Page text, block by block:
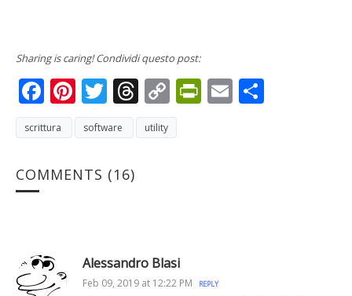
Sharing is caring! Condividi questo post:
Facebook
Pinterest
Twitter
Threads
Copy
Link
PrintFriendly
Email
scrittura software utility
COMMENTS (16)
Alessandro Blasi
Feb 09, 2019 at 12:22 PM REPLY